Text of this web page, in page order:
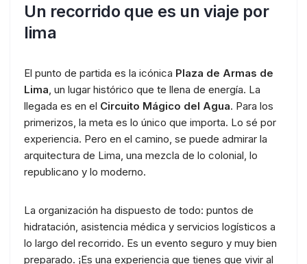
Un recorrido que es un viaje por
lima
El punto de partida es la icónica Plaza de Armas de
Lima, un lugar histórico que te llena de energía. La
llegada es en el Circuito Mágico del Agua. Para los
primerizos, la meta es lo único que importa. Lo sé por
experiencia. Pero en el camino, se puede admirar la
arquitectura de Lima, una mezcla de lo colonial, lo
republicano y lo moderno.
La organización ha dispuesto de todo: puntos de
hidratación, asistencia médica y servicios logísticos a
lo largo del recorrido. Es un evento seguro y muy bien
preparado. ¡Es una experiencia que tienes que vivir al